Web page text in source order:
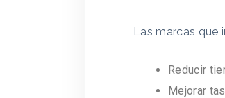
Las marcas que
Reducir
Mejorar